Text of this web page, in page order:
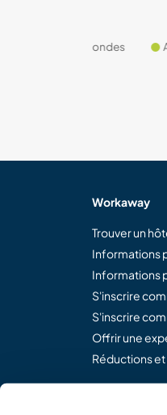
Workaway
Trouver un
Informations
Informations
S'inscrire
S'inscrire
Offrir une
Réductions